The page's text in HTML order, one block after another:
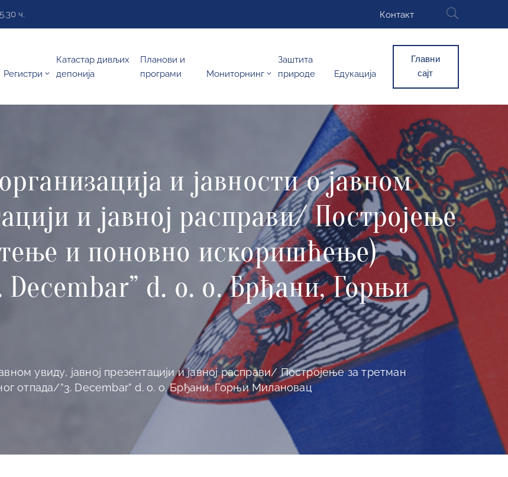
ч. Контакт
Регистри
Катастар дивљих
депонија
Планови и
програми
Мониторнинг
Заштита
природе
Едукација
Главни
сајт
и јавности о јавном
и јавној расправи/ Постројење
и поновно искоришћење)
Decembar” d. o. o. Брђани, Горњи
увиду, јавној презентацији и јавној расправи/ Постројење за третман
отпада/”3. Decembar” d. o. o. Брђани, Горњи Милановац